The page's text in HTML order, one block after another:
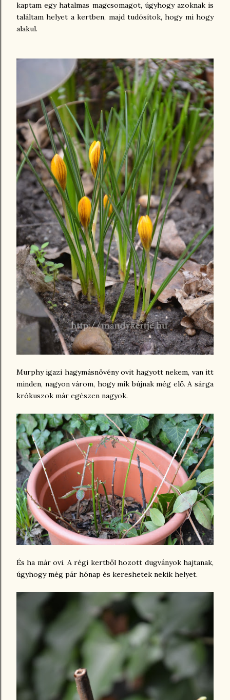
kaptam egy hatalmas magcsomagot, úgyhogy azoknak is
találtam helyet a kertben, majd tudósítok, hogy mi hogy
alakul.
Murphy igazi hagymásnövény ovit hagyott nekem, van itt
minden, nagyon várom, hogy mik bújnak még elő. A sárga
krókuszok már egészen nagyok.
És ha már ovi. A régi kertből hozott dugványok hajtanak,
úgyhogy még pár hónap és kereshetek nekik helyet.